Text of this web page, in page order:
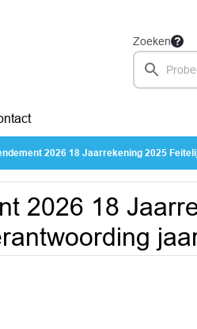
Zoeken
2026 18 Jaarrekening 2025 Feitelijke
2026 18